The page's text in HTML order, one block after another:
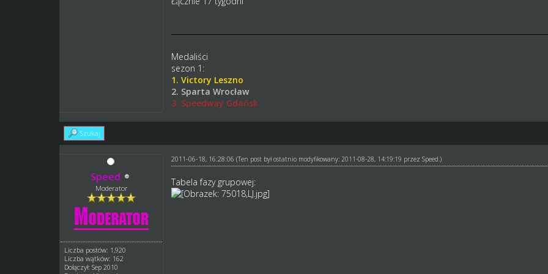
Medaliści
sezon 1:
1. Victory Leszno
2. Sparta Wrocław
3. Speedway Gdańsk
Szukaj
Speed
Moderator
Liczba postów: 1,920
Liczba wątków: 162
Dołączył: Sep 2010
2011-06-18, 16:28:06 (Ten post był ostatnio modyfikowany: 2011-08-28, 14:19:19 przez Speed .)
Tabela fazy grupowej: